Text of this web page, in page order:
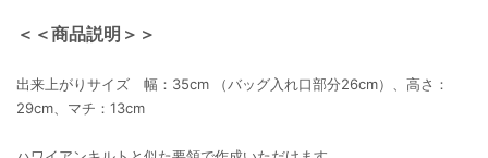
＜＜商品説明＞＞
出来上がりサイズ 幅：35cm （バッグ入れ口部分26cm）、高さ：
29cm、マチ：13cm